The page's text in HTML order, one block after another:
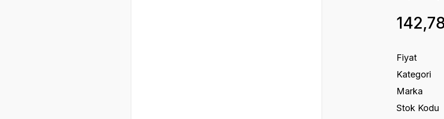
Fiyat
Kategori
Marka
Stok Kodu